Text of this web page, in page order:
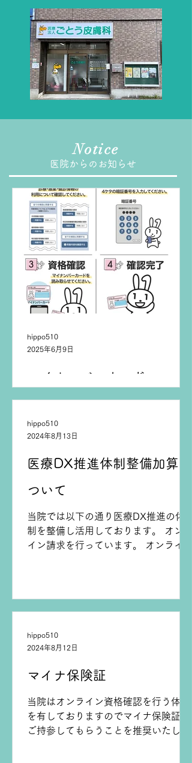
Notice
医院からのお知らせ
マイナンバーカード
hippo510
2025年6月9日
医療DX推進体制整備加算に
ついて
当院では以下の通り医療DX推進の体
制を整備し活用しております。 オンラ
イン請求を行っています。 オンライン
hippo510
2024年8月13日
マイナ保険証
当院はオンライン資格確認を行う体制
を有しておりますのでマイナ保険証を
ご持参してもらうことを推奨いたしま
hippo510
2024年8月12日